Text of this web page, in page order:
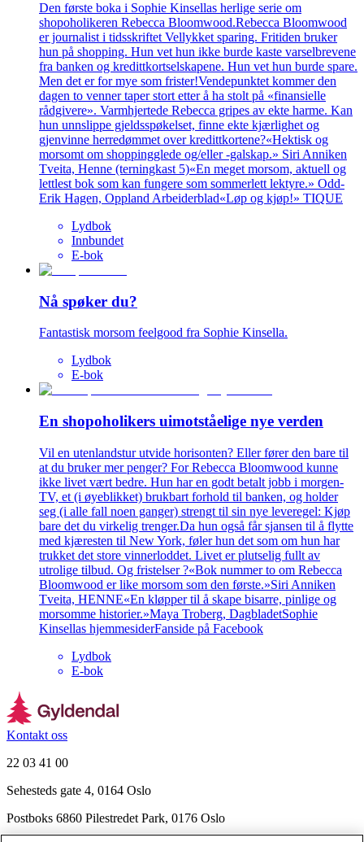
Den første boka i Sophie Kinsellas herlige serie om
shopoholikeren Rebecca Bloomwood.Rebecca Bloomwood
er journalist i tidsskriftet Vellykket sparing. Fritiden bruker
hun på shopping. Hun vet hun ikke burde kaste varselbrevene
fra banken og kredittkortselskapene. Hun vet hun burde spare.
Men det er for mye som frister!Vendepunktet kommer den
dagen to venner taper stort etter å ha stolt på «finansielle
rådgivere». Varmhjertede Rebecca gripes av ekte harme. Kan
hun unnslippe gjeldsspøkelset, finne ekte kjærlighet og
gjenvinne herredømmet over kredittkortene?«Hektisk og
morsomt om shoppingglede og/eller -galskap.» Siri Anniken
Tveita, Henne (terningkast 5)«En meget morsom, aktuell og
lettlest bok som kan fungere som sommerlett lektyre.» Odd-
Erik Hagen, Oppland Arbeiderblad«Løp og kjøp!» TIQUE
Lydbok
Innbundet
E-bok
Nå spøker du?
Fantastisk morsom feelgood fra Sophie Kinsella.
Lydbok
E-bok
En shopoholikers uimotståelige nye verden
Vil en utenlandstur utvide horisonten? Eller fører den bare til
at du bruker mer penger? For Rebecca Bloomwood kunne
ikke livet vært bedre. Hun har en godt betalt jobb i morgen-
TV, et (i øyeblikket) brukbart forhold til banken, og holder
seg (i alle fall noen ganger) strengt til sin nye leveregel: Kjøp
bare det du virkelig trenger.Da hun også får sjansen til å flytte
med kjæresten til New York, føler hun det som om hun har
trukket det store vinnerloddet. Livet er plutselig fullt av
utrolige tilbud. Og fristelser ?«Bok nummer to om Rebecca
Bloomwood er like morsom som den første.»Siri Anniken
Tveita, HENNE«En kløpper til å skape bisarre, pinlige og
morsomme historier.»Maya Troberg, DagbladetSophie
Kinsellas hjemmesiderFanside på Facebook
Lydbok
E-bok
Kontakt oss
22 03 41 00
Sehesteds gate 4, 0164 Oslo
Postboks 6860 Pilestredet Park, 0176 Oslo